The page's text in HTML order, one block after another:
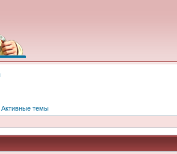
Активные темы